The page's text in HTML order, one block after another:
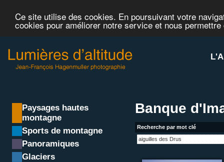
Ce site utilise des cookies. En poursuivant votre
cookies pour améliorer notre service et nous
Paysages hautes
montagne
Sports de montagne
Panoramiques
Glaciers
Banque
Recherche par mot clé